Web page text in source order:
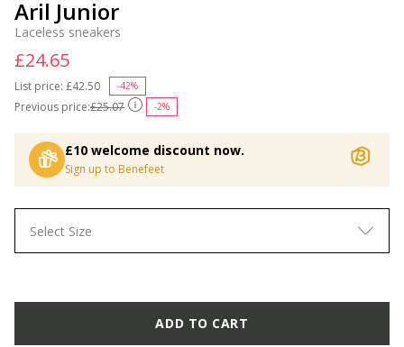
Aril Junior
Laceless sneakers
Previous price:£25.07 -2%
List price: Price reduced from
£42.50 -42%
£24.65
£10 welcome discount now.
Sign up to Benefeet
Select Size
ADD TO CART